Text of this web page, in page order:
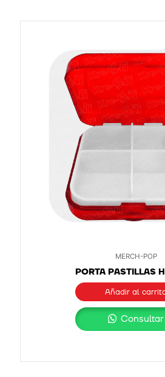
MERCH-POP
PORTA PASTILLAS
Añadir al
Consultar